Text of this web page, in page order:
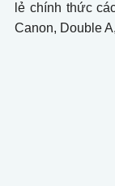
lẻ chính thức
Canon, Double